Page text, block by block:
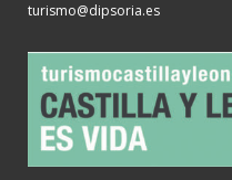
turismo@dipsoria.es